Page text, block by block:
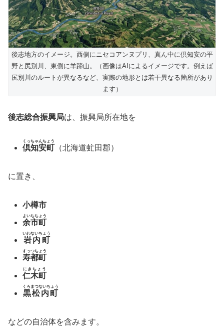
後志地方のイメージ。西側にニセコアンヌプリ、真ん中に倶知安の平
野と尻別川、東側に羊蹄山。（画像はAIによるイメージです。例えば
尻別川のルートが異なるなど、実際の地形とは若干異なる箇所があり
ます）
後志総合振興局は、振興局所在地を
倶知安町
くっちゃんちょう
（北海道虻田郡）
に置き、
小樽市
余市町
よいちちょう
岩内町
いわないちょう
寿都町
すっつちょう
仁木町
にきちょう
黒松内町
くろまつないちょう
などの自治体を含みます。